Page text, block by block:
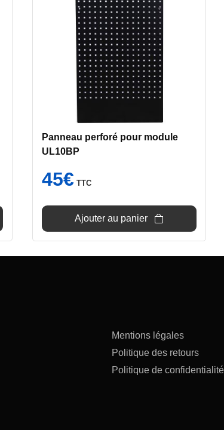
Panneau perforé pour module
UL10BP
45€ TTC
Ajouter au panier
Mentions légales
Politique des retours
Politique de confidentialité